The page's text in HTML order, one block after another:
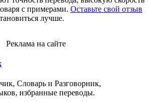
с примерами. Оставьте свой отзыв
лучше.
Реклама на сайте
Словарь и Разговорник,
избранные переводы.